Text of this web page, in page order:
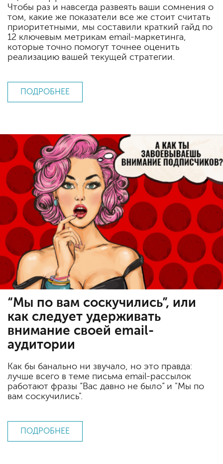
Чтобы раз и навсегда развеять ваши сомнения о
том, какие же показатели все же стоит считать
приоритетными, мы составили краткий гайд по
12 ключевым метрикам email-маркетинга,
которые точно помогут точнее оценить
реализацию вашей текущей стратегии.
ПОДРОБНЕЕ
“Мы по вам соскучились”, или
как следует удерживать
внимание своей email-
аудитории
Как бы банально ни звучало, но это правда:
лучше всего в теме письма email-рассылок
работают фразы “Вас давно не было” и "Мы по
вам соскучились".
ПОДРОБНЕЕ